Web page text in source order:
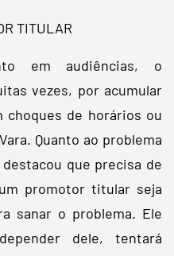
TITULAR
em audiências, o
vezes, por acumular
de horários ou
Quanto ao problema
que precisa de
promotor titular seja
sanar o problema. Ele
dele, tentará